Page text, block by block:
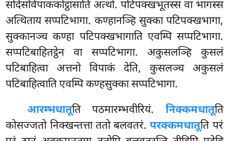
सदिसविपाककोट्ठासाति अत्थो. पटिपक्खभूतस्स वा भागस्स
अत्थिताय सप्पटिभागा. कण्हानञ्हि सुक्का पटिपक्खभागा,
सुक्कानञ्च कण्हा पटिपक्खभागाति एवम्पि सप्पटिभागा.
सप्पटिबाहितट्ठेन वा सप्पटिभागा. अकुसलञ्हि कुसलं
पटिबाहित्वा अत्तनो विपाकं देति, कुसलञ्च अकुसलं
पटिबाहित्वाति एवम्पि कण्हसुक्का सप्पटिभागा.
आरम्भधातूति पठमारम्भवीरियं. निक्कमधातूति
कोसज्जतो निक्खन्तत्ता ततो बलवतरं.परक्कमधातूति परं